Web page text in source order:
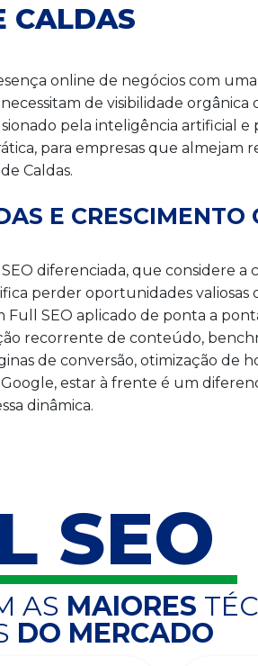
CALDAS
online de negócios com
de visibilidade orgânica
pela inteligência artificial e
para empresas que almejam
Caldas.
E CRESCIMENTO
diferenciada, que considere a
perder oportunidades valiosas
SEO aplicado de ponta a
recorrente de conteúdo,
de conversão, otimização de
estar à frente é um
dinâmica.
SEO
AS MAIORES
DO MERCADO